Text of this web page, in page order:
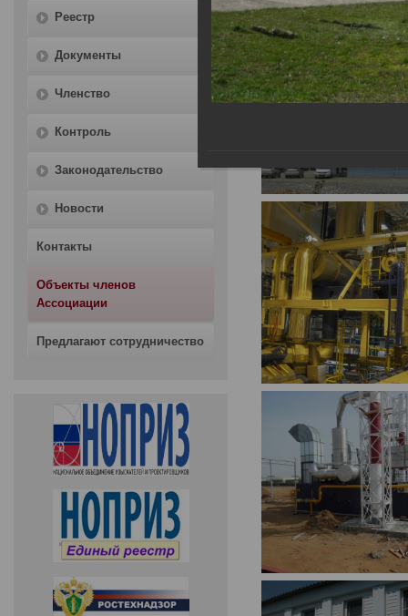
Реестр
Документы
Членство
Контроль
Законодательство
Новости
Контакты
Объекты членов
Ассоциации
Предлагают сотрудничество